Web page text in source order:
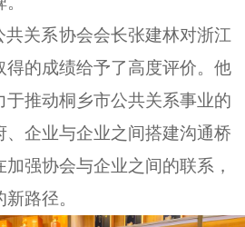
共关系协会会长张建林对浙江
得的成绩给予了高度评价。他
于推动桐乡市公共关系事业的
、企业与企业之间搭建沟通桥
强协会与企业之间的联系，
路径。